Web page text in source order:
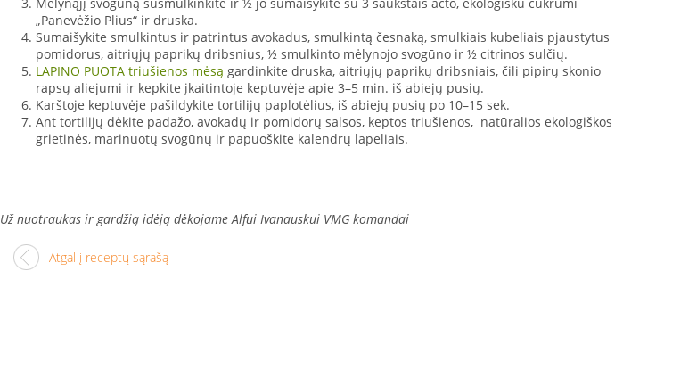
„Panevėžio Plius“ ir druska.
Sumaišykite smulkintus ir patrintus avokadus, smulkintą česnaką, smulkiais kubeliais pjaustytus
pomidorus, aitriųjų paprikų dribsnius, ½ smulkinto mėlynojo svogūno ir ½ citrinos sulčių.
LAPINO PUOTA triušienos mėsą gardinkite druska, aitriųjų paprikų dribsniais, čili pipirų skonio
rapsų aliejumi ir kepkite įkaitintoje keptuvėje apie 3–5 min. iš abiejų pusių.
Karštoje keptuvėje pašildykite tortilijų paplotėlius, iš abiejų pusių po 10–15 sek.
Ant tortilijų dėkite padažo, avokadų ir pomidorų salsos, keptos triušienos, natūralios ekologiškos
grietinės, marinuotų svogūnų ir papuoškite kalendrų lapeliais.
Už nuotraukas ir gardžią idėją dėkojame Alfui Ivanauskui VMG komandai
Atgal į receptų sąrašą